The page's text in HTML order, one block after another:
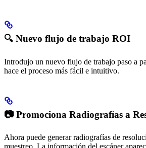
🔍 Nuevo flujo de trabajo ROI
Introdujo un nuevo flujo de trabajo paso a
hace el proceso más fácil e intuitivo.
📷 Promociona Radiografías a
Ahora puede generar radiografías de